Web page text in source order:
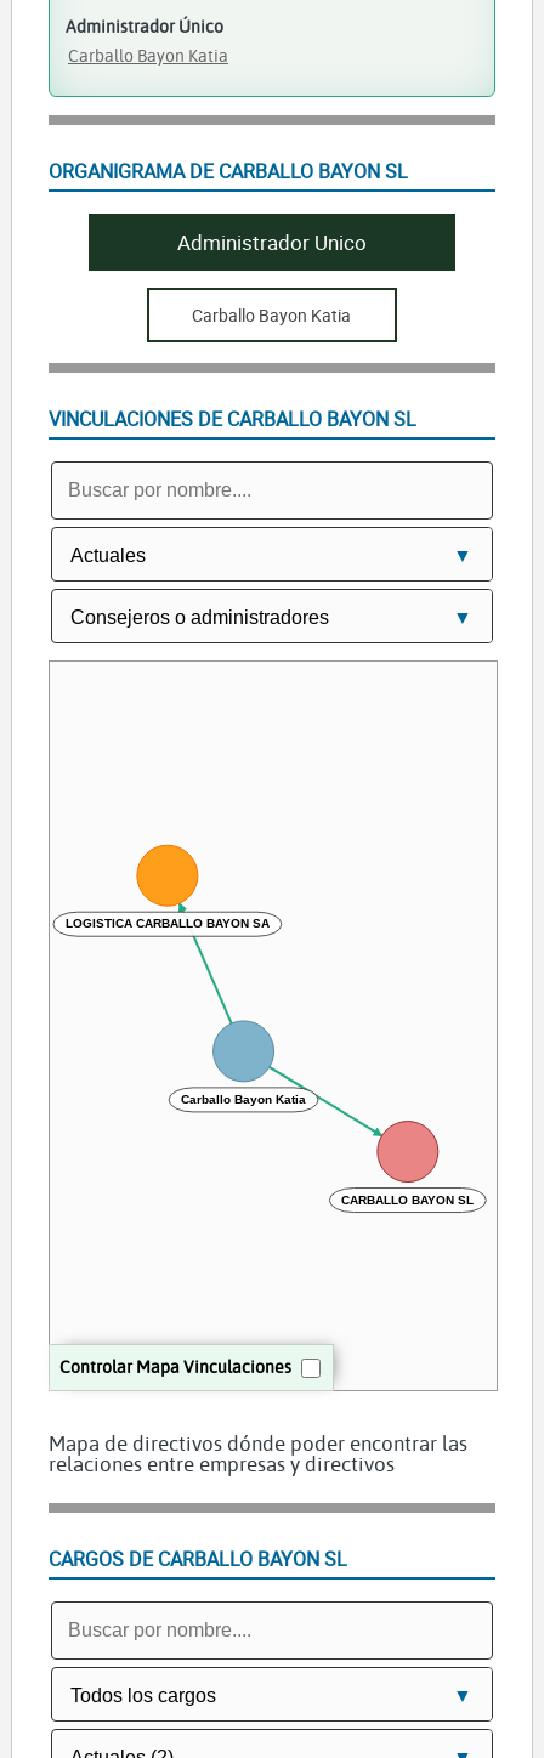
Administrador Único
Carballo Bayon Katia
ORGANIGRAMA DE CARBALLO BAYON SL
Administrador Unico
Carballo Bayon Katia
VINCULACIONES DE CARBALLO BAYON SL
Controlar Mapa Vinculaciones
CARBALLO BAYON SL
Carballo Bayon Katia
LOGISTICA CARBALLO BAYON SA
Mapa de directivos dónde poder encontrar las
relaciones entre empresas y directivos
CARGOS DE CARBALLO BAYON SL